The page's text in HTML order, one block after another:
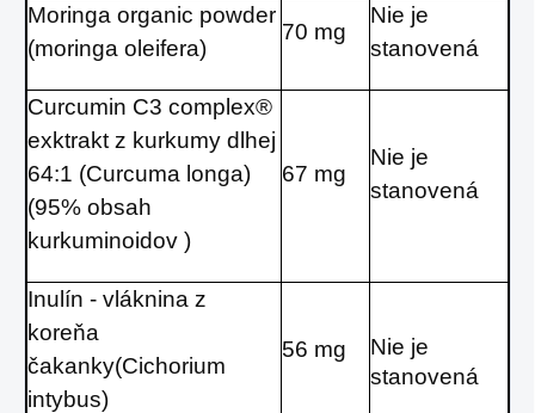
Moringa organic powder
(moringa oleifera)
70 mg
Nie je
stanovená
Curcumin C3 complex®
exktrakt z kurkumy dlhej
64:1 (Curcuma longa)
(95% obsah
kurkuminoidov )
67 mg
Nie je
stanovená
Inulín - vláknina z
koreňa
čakanky(Cichorium
intybus)
56 mg
Nie je
stanovená